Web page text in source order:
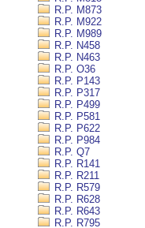
R.P. M873
R.P. M922
R.P. M989
R.P. N458
R.P. N463
R.P. O36
R.P. P143
R.P. P317
R.P. P499
R.P. P581
R.P. P622
R.P. P984
R.P. Q7
R.P. R141
R.P. R211
R.P. R579
R.P. R628
R.P. R643
R.P. R795